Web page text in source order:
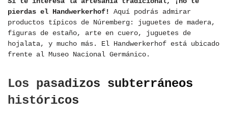
pierdas el Handwerkerhof!
Aquí podrás admirar
productos típicos de Núremberg: juguetes de madera,
figuras de estaño, arte en cuero, juguetes de
hojalata, y mucho más. El Handwerkerhof está ubicado
frente al Museo Nacional Germánico.
Los pasadizos subterráneos
históricos